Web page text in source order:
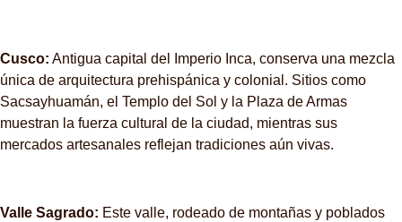
Cusco: Antigua capital del Imperio Inca, conserva una mezcla
única de arquitectura prehispánica y colonial. Sitios como
Sacsayhuamán, el Templo del Sol y la Plaza de Armas
muestran la fuerza cultural de la ciudad, mientras sus
mercados artesanales reflejan tradiciones aún vivas.
Valle Sagrado: Este valle, rodeado de montañas y poblados